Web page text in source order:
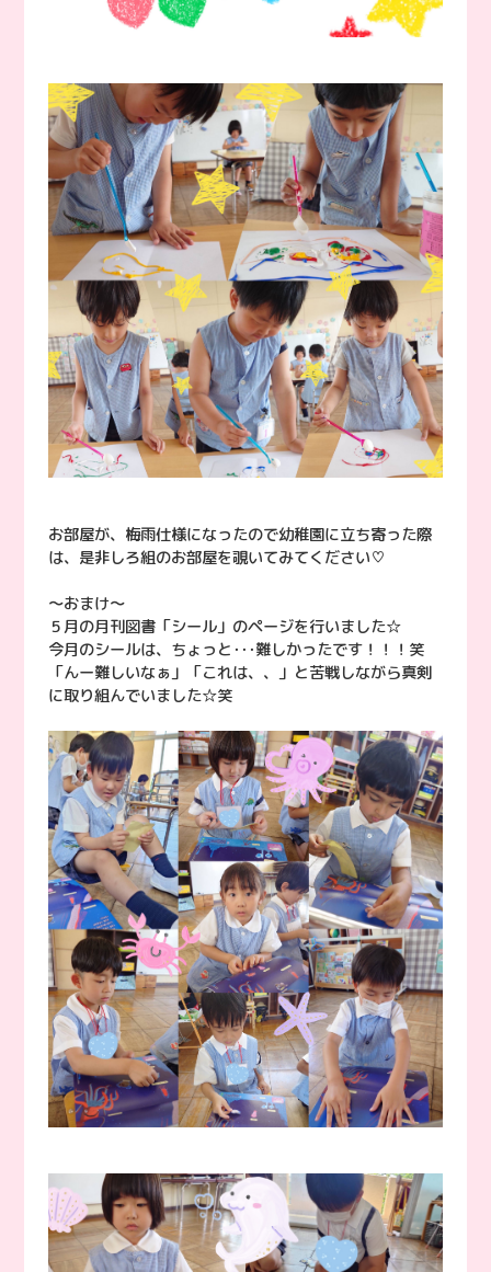
お部屋が、梅雨仕様になったので幼稚園に立ち寄った際
は、是非しろ組のお部屋を覗いてみてください♡
〜おまけ〜
５月の月刊図書「シール」のページを行いました☆
今月のシールは、ちょっと･･･難しかったです！！！笑
「んー難しいなぁ」「これは、、」と苦戦しながら真剣
に取り組んでいました☆笑